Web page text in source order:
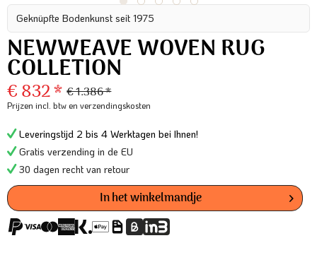
Geknüpfte Bodenkunst seit 1975
NEWWEAVE WOVEN RUG
COLLETION
€ 832 * € 1.386 *
Prijzen incl. btwen verzendingskosten
Leveringstijd 2 bis 4 Werktagen bei Ihnen!
Gratis verzending in de EU
30 dagen recht van retour
In het winkelmandje